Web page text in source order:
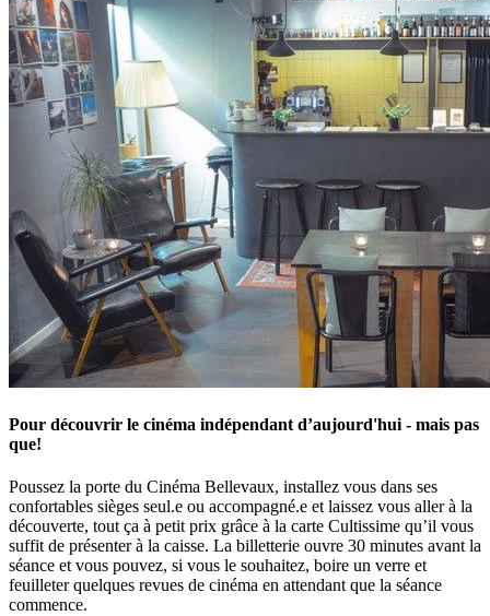
Pour découvrir le cinéma indépendant d’aujourd'hui - mais pas
que!
Poussez la porte du Cinéma Bellevaux, installez vous dans ses
confortables sièges seul.e ou accompagné.e et laissez vous aller à la
découverte, tout ça à petit prix grâce à la carte Cultissime qu’il vous
suffit de présenter à la caisse. La billetterie ouvre 30 minutes avant la
séance et vous pouvez, si vous le souhaitez, boire un verre et
feuilleter quelques revues de cinéma en attendant que la séance
commence.